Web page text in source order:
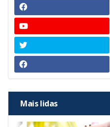
Mais lidas